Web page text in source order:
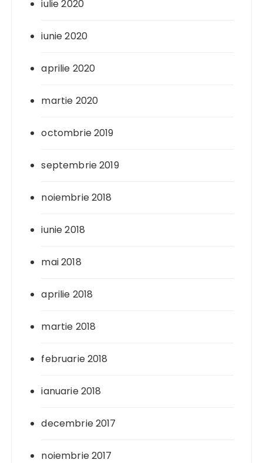
iulie 2020
iunie 2020
aprilie 2020
martie 2020
octombrie 2019
septembrie 2019
noiembrie 2018
iunie 2018
mai 2018
aprilie 2018
martie 2018
februarie 2018
ianuarie 2018
decembrie 2017
noiembrie 2017